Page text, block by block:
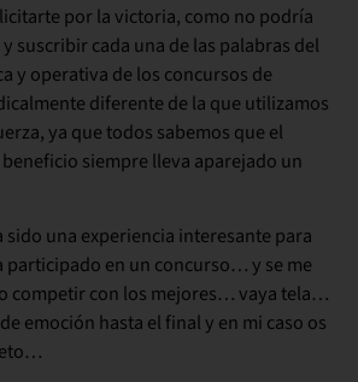
por la victoria, como no podría
suscribir cada una de las palabras del
y operativa de los concursos de
diferente de la que utilizamos
ya que todos sabemos que el
siempre lleva aparejado un
sido una experiencia interesante para
participado en un concurso… y se me
competir con los mejores… vaya tela…
emoción hasta el final y en mi caso os